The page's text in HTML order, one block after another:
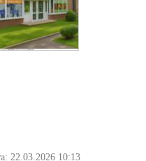
22.03.2026 10:13